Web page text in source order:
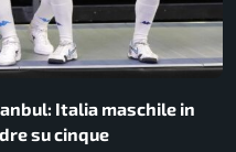
Italia maschile in
su cinque